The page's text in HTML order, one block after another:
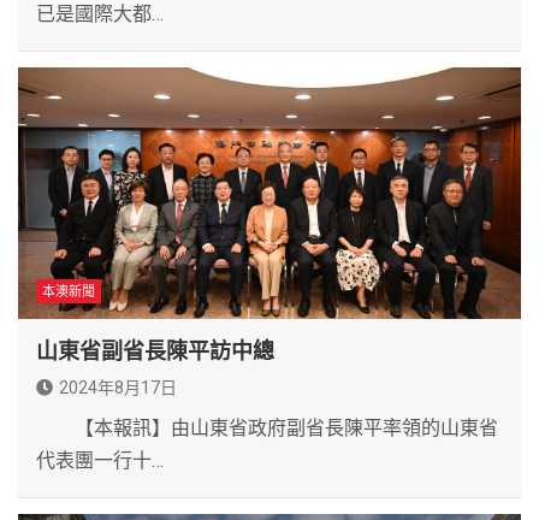
已是國際大都…
本澳新聞
山東省副省長陳平訪中總
2024年8月17日
【本報訊】由山東省政府副省長陳平率領的山東省
代表團一行十…